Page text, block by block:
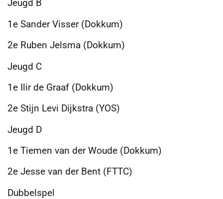
Jeugd B
1e Sander Visser (Dokkum)
2e Ruben Jelsma (Dokkum)
Jeugd C
1e Ilir de Graaf (Dokkum)
2e Stijn Levi Dijkstra (YOS)
Jeugd D
1e Tiemen van der Woude (Dokkum)
2e Jesse van der Bent (FTTC)
Dubbelspel